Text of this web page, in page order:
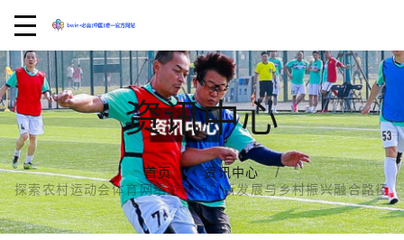
资讯中心
首页
资讯中心
探索农村运动会体育网络游戏的创新发展与乡村振兴融合路径